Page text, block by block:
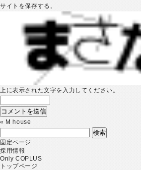
サイトを保存する。
上に表示された文字を入力してください。
« M house
索:
固定ページ
採用情報
Only COPLUS
トップページ